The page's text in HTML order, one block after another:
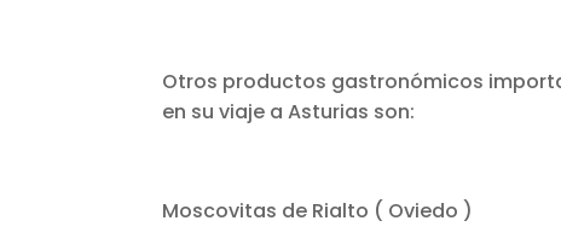
Otros productos gastronómicos
en su viaje a Asturias son:
Moscovitas de Rialto ( Oviedo )